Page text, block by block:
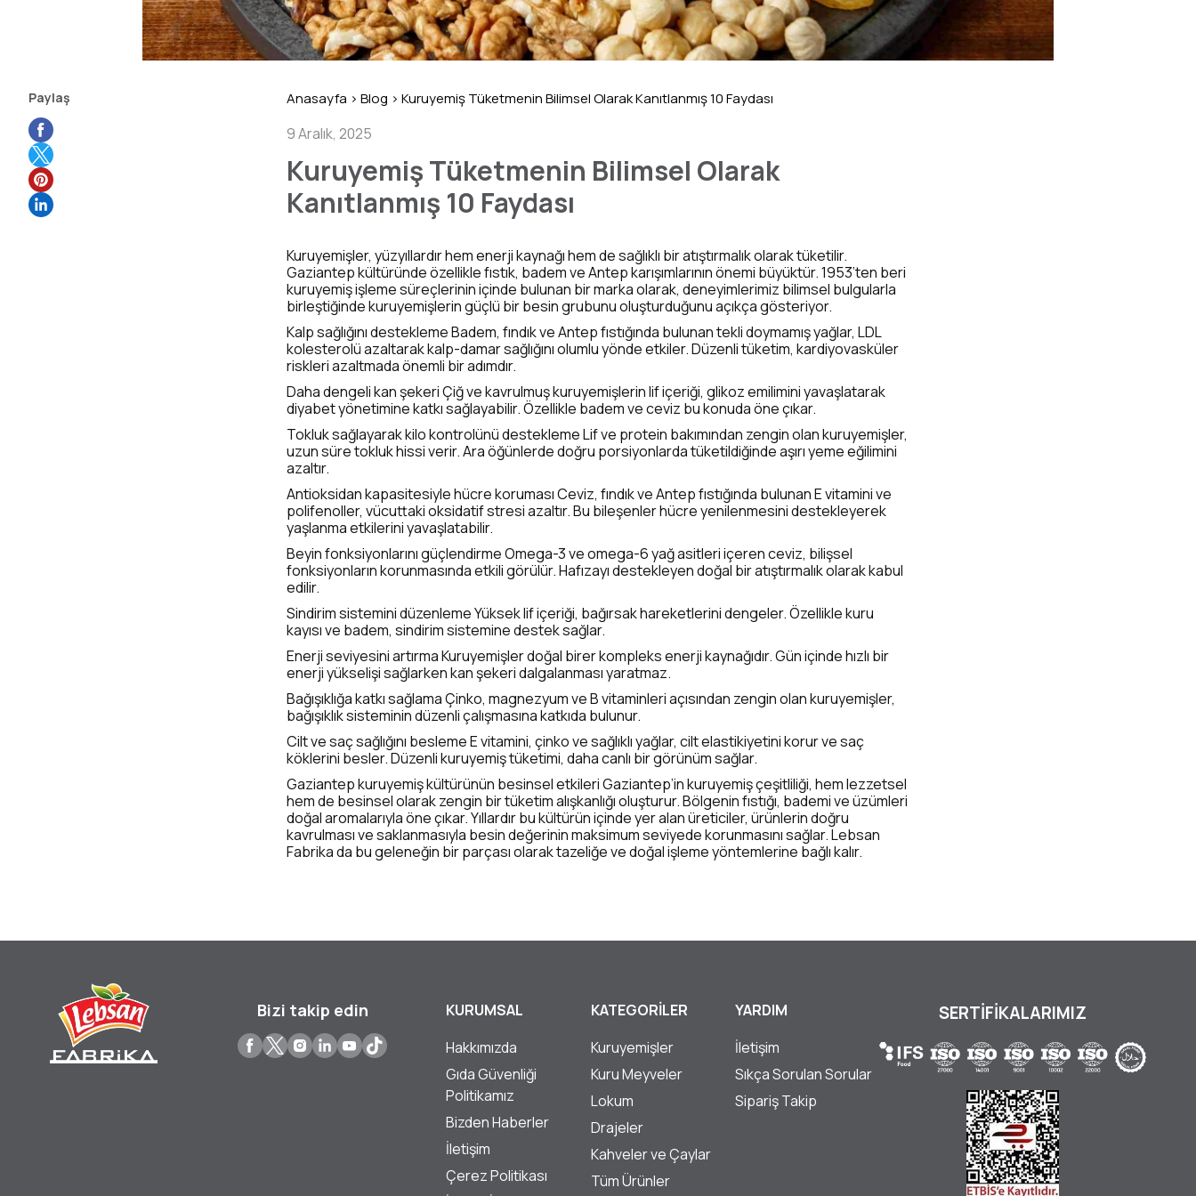
Paylaş Anasayfa > Blog > Kuruyemiş Tüketmenin Bilimsel Olarak Kanıtlanmış 10 Faydası
9 Aralık, 2025
Kuruyemiş Tüketmenin Bilimsel Olarak
Kanıtlanmış 10 Faydası
Kuruyemişler, yüzyıllardır hem enerji kaynağı hem de sağlıklı bir atıştırmalık olarak tüketilir.
Gaziantep kültüründe özellikle fıstık, badem ve Antep karışımlarının önemi büyüktür. 1953’ten beri
kuruyemiş işleme süreçlerinin içinde bulunan bir marka olarak, deneyimlerimiz bilimsel bulgularla
birleştiğinde kuruyemişlerin güçlü bir besin grubunu oluşturduğunu açıkça gösteriyor.
Kalp sağlığını destekleme Badem, fındık ve Antep fıstığında bulunan tekli doymamış yağlar, LDL
kolesterolü azaltarak kalp-damar sağlığını olumlu yönde etkiler. Düzenli tüketim, kardiyovasküler
riskleri azaltmada önemli bir adımdır.
Daha dengeli kan şekeri Çiğ ve kavrulmuş kuruyemişlerin lif içeriği, glikoz emilimini yavaşlatarak
diyabet yönetimine katkı sağlayabilir. Özellikle badem ve ceviz bu konuda öne çıkar.
Tokluk sağlayarak kilo kontrolünü destekleme Lif ve protein bakımından zengin olan kuruyemişler,
uzun süre tokluk hissi verir. Ara öğünlerde doğru porsiyonlarda tüketildiğinde aşırı yeme eğilimini
azaltır.
Antioksidan kapasitesiyle hücre koruması Ceviz, fındık ve Antep fıstığında bulunan E vitamini ve
polifenoller, vücuttaki oksidatif stresi azaltır. Bu bileşenler hücre yenilenmesini destekleyerek
yaşlanma etkilerini yavaşlatabilir.
Beyin fonksiyonlarını güçlendirme Omega-3 ve omega-6 yağ asitleri içeren ceviz, bilişsel
fonksiyonların korunmasında etkili görülür. Hafızayı destekleyen doğal bir atıştırmalık olarak kabul
edilir.
Sindirim sistemini düzenleme Yüksek lif içeriği, bağırsak hareketlerini dengeler. Özellikle kuru
kayısı ve badem, sindirim sistemine destek sağlar.
Enerji seviyesini artırma Kuruyemişler doğal birer kompleks enerji kaynağıdır. Gün içinde hızlı bir
enerji yükselişi sağlarken kan şekeri dalgalanması yaratmaz.
Bağışıklığa katkı sağlama Çinko, magnezyum ve B vitaminleri açısından zengin olan kuruyemişler,
bağışıklık sisteminin düzenli çalışmasına katkıda bulunur.
Cilt ve saç sağlığını besleme E vitamini, çinko ve sağlıklı yağlar, cilt elastikiyetini korur ve saç
köklerini besler. Düzenli kuruyemiş tüketimi, daha canlı bir görünüm sağlar.
Gaziantep kuruyemiş kültürünün besinsel etkileri Gaziantep’in kuruyemiş çeşitliliği, hem lezzetsel
hem de besinsel olarak zengin bir tüketim alışkanlığı oluşturur. Bölgenin fıstığı, bademi ve üzümleri
doğal aromalarıyla öne çıkar. Yıllardır bu kültürün içinde yer alan üreticiler, ürünlerin doğru
kavrulması ve saklanmasıyla besin değerinin maksimum seviyede korunmasını sağlar. Lebsan
Fabrika da bu geleneğin bir parçası olarak tazeliğe ve doğal işleme yöntemlerine bağlı kalır.
Bizi takip edin
KURUMSAL
Hakkımızda
Gıda Güvenliği
Politikamız
Bizden Haberler
İletişim
Çerez Politikası
KATEGORİLER
Kuruyemişler
Kuru Meyveler
Lokum
Drajeler
Kahveler ve Çaylar
Tüm Ürünler
YARDIM
İletişim
Sıkça Sorulan Sorular
Sipariş Takip
SERTİFİKALARIMIZ